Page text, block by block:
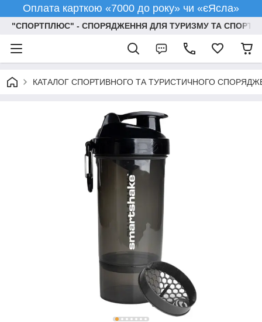
Оплата карткою «7000 до року» чи «єЯсла»
"СПОРТПЛЮС" - СПОРЯДЖЕННЯ ДЛЯ ТУРИЗМУ ТА СПОРТУ
КАТАЛОГ СПОРТИВНОГО ТА ТУРИСТИЧНОГО